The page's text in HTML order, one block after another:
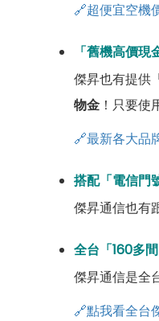
🔗超便宜空機
「舊機高價現
傑昇也有提供
物金 ！只要
🔗最新各大品
搭配「電信門
傑昇通信也有
全台「160多
傑昇通信是全
🔗點我看全台